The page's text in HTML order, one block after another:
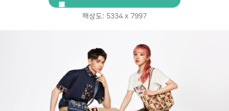
해상도: 5334 x 7997